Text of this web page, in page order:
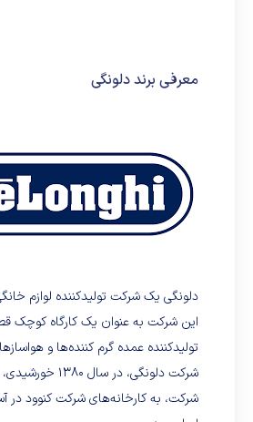
معرفی برند دلونگی
دلونگی یک شرکت تولیدکننده لوازم
تولیدکننده عمده گرم کننده‌ها و
شرکت
شرکت، به کارخانه‌های شرکت کنوود